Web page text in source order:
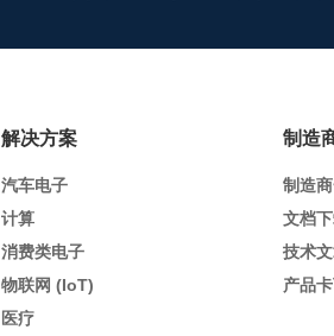
解决方案
汽车电子
计算
消费类电子
物联网 (IoT)
医疗
制造
制造
文档
技术
产品